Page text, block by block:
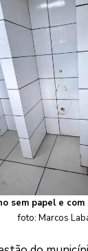
sem papel e
foto: Marcos